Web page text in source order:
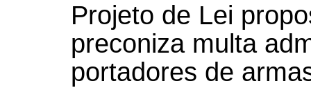
Projeto de Lei
preconiza multa
portadores de